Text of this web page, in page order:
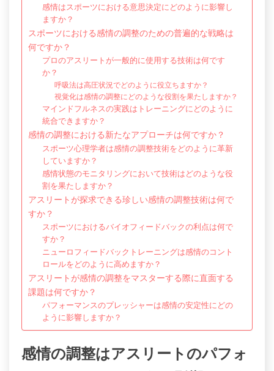
感情はスポーツにおける意思決定にどのように影響し
ますか？
スポーツにおける感情の調整のための普遍的な戦略は
何ですか？
プロのアスリートが一般的に使用する技術は何です
か？
呼吸法は高圧状況でどのように役立ちますか？
視覚化は感情の調整にどのような役割を果たしますか？
マインドフルネスの実践はトレーニングにどのように
統合できますか？
感情の調整における新たなアプローチは何ですか？
スポーツ心理学者は感情の調整技術をどのように革新
していますか？
感情状態のモニタリングにおいて技術はどのような役
割を果たしますか？
アスリートが探求できる珍しい感情の調整技術は何で
すか？
スポーツにおけるバイオフィードバックの利点は何で
すか？
ニューロフィードバックトレーニングは感情のコント
ロールをどのように高めますか？
アスリートが感情の調整をマスターする際に直面する
課題は何ですか？
パフォーマンスのプレッシャーは感情の安定性にどの
ように影響しますか？
感情の調整はアスリートのパフォ